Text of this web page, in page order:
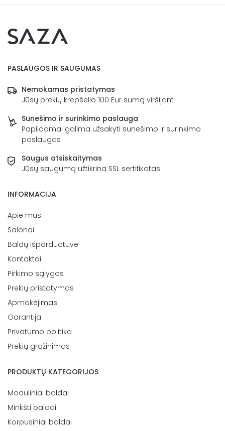
PASLAUGOS IR SAUGUMAS
Nemokamas pristatymas
Jūsų prekių krepšelio 100 Eur sumą viršijant
Sunešimo ir surinkimo paslauga
Papildomai galima užsakyti sunešimo ir surinkimo
paslaugas
Saugus atsiskaitymas
Jūsų saugumą užtikrina SSL sertifikatas
INFORMACIJA
Apie mus
Salonai
Baldų išparduotuvė
Kontaktai
Pirkimo sąlygos
Prekių pristatymas
Apmokėjimas
Garantija
Privatumo politika
Prekių grąžinimas
PRODUKTŲ KATEGORIJOS
Moduliniai baldai
Minkšti baldai
Korpusiniai baldai